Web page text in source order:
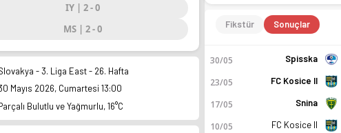
IY | 2 - 0
MS | 2 - 0
- 3. Liga East - 26. Hafta
Mayıs 2026, Cumartesi 13:00
Bulutlu ve Yağmurlu, 16°C
Fikstür Sonuçlar
30/05 Spisska
23/05 FC Kosice II
17/05 Snina
10/05 FC Kosice II